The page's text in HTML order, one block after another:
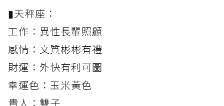
▮天秤座：
工作：異性長輩照顧
感情：文質彬彬有禮
財運：外快有利可圖
幸運色：玉米黃色
貴人：雙子